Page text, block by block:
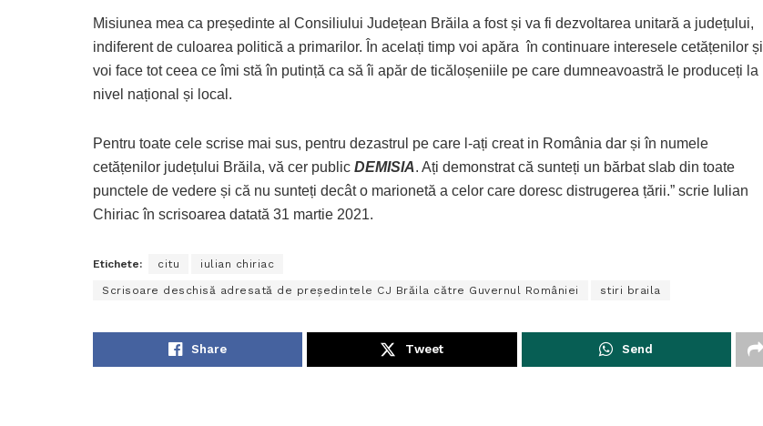
Misiunea mea ca președinte al Consiliului Județean Brăila a fost și va fi dezvoltarea unitară a județului,
indiferent de culoarea politică a primarilor. În acelați timp voi apăra în continuare interesele cetățenilor și
voi face tot ceea ce îmi stă în putință ca să îi apăr de ticăloșeniile pe care dumneavoastră le produceți la
nivel național și local.
Pentru toate cele scrise mai sus, pentru dezastrul pe care l-ați creat in România dar și în numele
cetățenilor județului Brăila, vă cer public DEMISIA. Ați demonstrat că sunteți un bărbat slab din toate
punctele de vedere și că nu sunteți decât o marionetă a celor care doresc distrugerea țării.” scrie Iulian
Chiriac în scrisoarea datată 31 martie 2021.
Etichete: citu iulian chiriac
Scrisoare deschisă adresată de președintele CJ Brăila către Guvernul României stiri braila
Share Tweet Send